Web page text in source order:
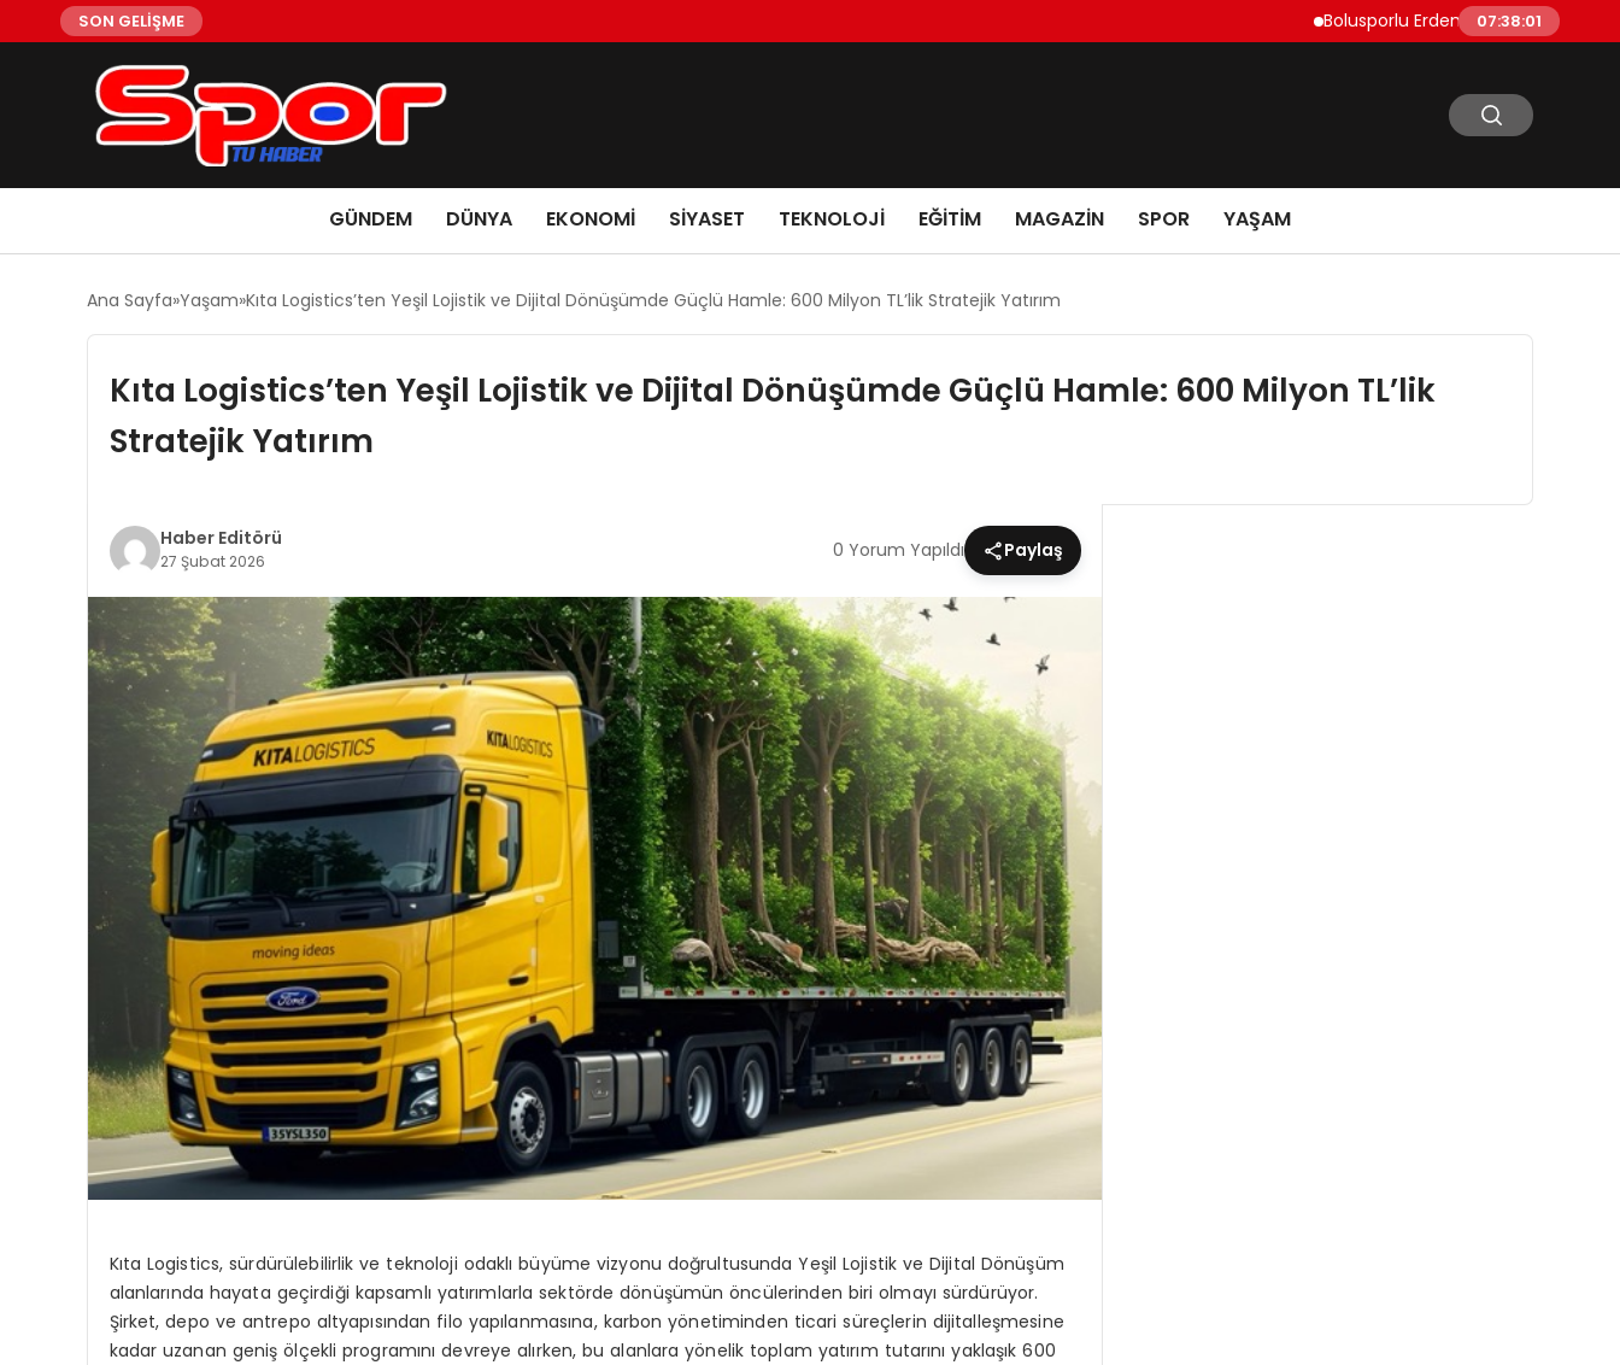
SON GELİŞME Bolusporlu Erdem Can Polat Sezon
07:38:02
GÜNDEM DÜNYA EKONOMI SIYASET TEKNOLOJI EĞITIM MAGAZIN SPOR YAŞAM
Ana Sayfa Yaşam Kıta Logistics’ten Yeşil Lojistik ve Dijital Dönüşümde Güçlü Hamle: 600 Milyon TL’lik Stratejik Yatırım
Kıta Logistics’ten Yeşil Lojistik ve Dijital Dönüşümde Güçlü Hamle: 600 Milyon TL’lik
Stratejik Yatırım
Haber Editörü
27 Şubat 2026 0 Yorum Yapıldı Paylaş
Kıta Logistics, sürdürülebilirlik ve teknoloji odaklı büyüme vizyonu doğrultusunda Yeşil Lojistik ve Dijital Dönüşüm
alanlarında hayata geçirdiği kapsamlı yatırımlarla sektörde dönüşümün öncülerinden biri olmayı sürdürüyor.
Şirket, depo ve antrepo altyapısından filo yapılanmasına, karbon yönetiminden ticari süreçlerin dijitalleşmesine
kadar uzanan geniş ölçekli programını devreye alırken, bu alanlara yönelik toplam yatırım tutarını yaklaşık600